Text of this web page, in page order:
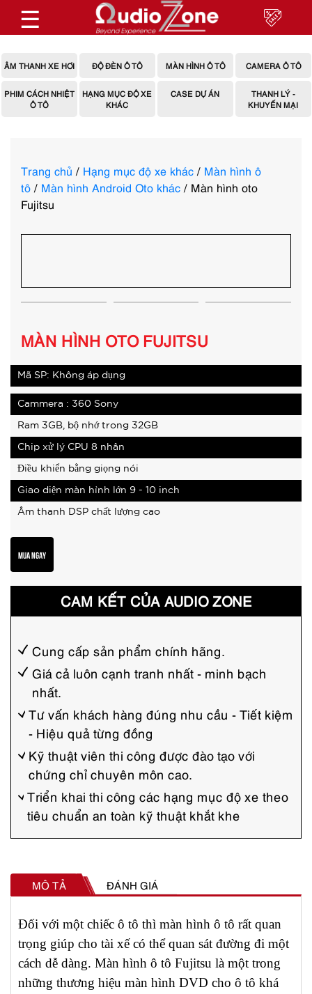
☰
ÂM THANH XE HƠI ĐỘ ĐÈN Ô TÔ MÀN HÌNH Ô TÔ CAMERA Ô TÔ
PHIM CÁCH NHIỆT
Ô TÔ
HẠNG MỤC ĐỘ XE
KHÁC
CASE DỰ ÁN
THANH LÝ -
KHUYẾN MẠI
Trang chủ / Hạng mục độ xe khác / Màn hình ô
tô / Màn hình Android Oto khác / Màn hình oto
Fujitsu
MÀN HÌNH OTO FUJITSU
Mã SP: Không áp dụng
Cammera : 360 Sony
Ram 3GB, bộ nhớ trong 32GB
Chip xử lý CPU 8 nhân
Điều khiển bằng giọng nói
Giao diện màn hình lớn 9 - 10 inch
Âm thanh DSP chất lượng cao
MUA NGAY
CAM KẾT CỦA AUDIO ZONE
Cung cấp sản phẩm chính hãng.
Giá cả luôn cạnh tranh nhất - minh bạch
nhất.
Tư vấn khách hàng đúng nhu cầu - Tiết kiệm
- Hiệu quả từng đồng
Kỹ thuật viên thi công được đào tạo với
chứng chỉ chuyên môn cao.
Triển khai thi công các hạng mục độ xe theo
tiêu chuẩn an toàn kỹ thuật khắt khe
MÔ TẢ ĐÁNH GIÁ
Đối với một chiếc ô tô thì màn hình ô tô rất quan
trọng giúp cho tài xế có thể quan sát đường đi một
cách dễ dàng. Màn hình ô tô Fujitsu là một trong
những thương hiệu màn hình DVD cho ô tô khá